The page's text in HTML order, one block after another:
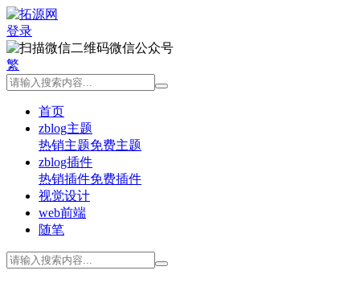
登录
微信公众号
繁
首页
zblog主题
热销主题免费主题
zblog插件
热销插件免费插件
视觉设计
web前端
随笔